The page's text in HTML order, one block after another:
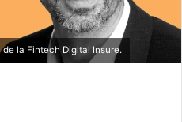
la Fintech Digital Insure.